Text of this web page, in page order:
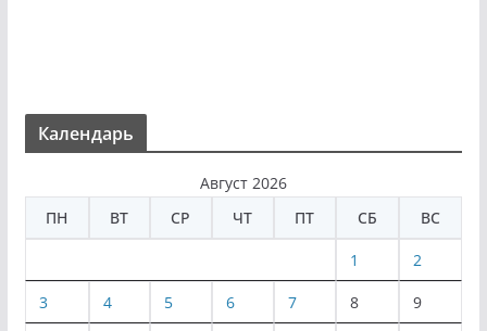
Календарь
Август 2026
ПН
ВТ СР ЧТ ПТ СБ ВС
1 2
3 4 5 6 7 8 9